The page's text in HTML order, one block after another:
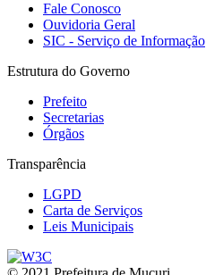
Fale Conosco
Ouvidoria Geral
SIC - Serviço de Informação
Estrutura do Governo
Prefeito
Secretarias
Órgãos
Transparência
LGPD
Carta de Serviços
Leis Municipais